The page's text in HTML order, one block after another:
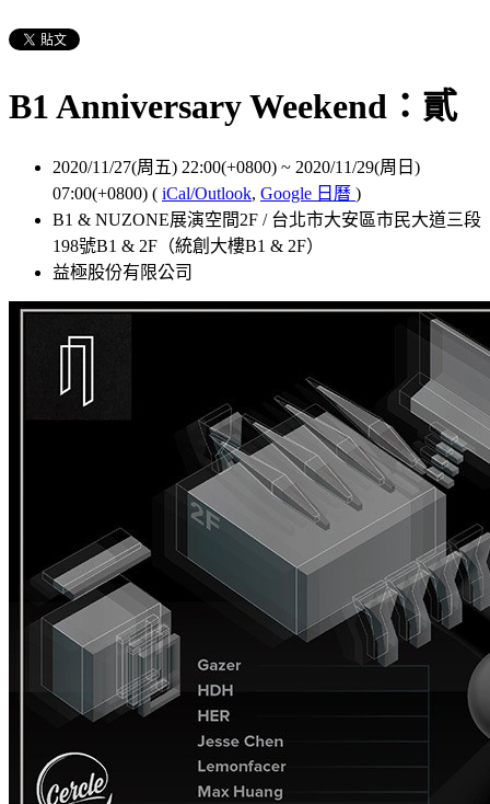
B1 Anniversary Weekend：貳
2020/11/27(周五) 22:00(+0800) ~ 2020/11/29(周日)
07:00(+0800) ( iCal/Outlook, Google 日曆 )
B1 & NUZONE展演空間2F / 台北市大安區市民大道三段
198號B1 & 2F（統創大樓B1 & 2F）
益極股份有限公司